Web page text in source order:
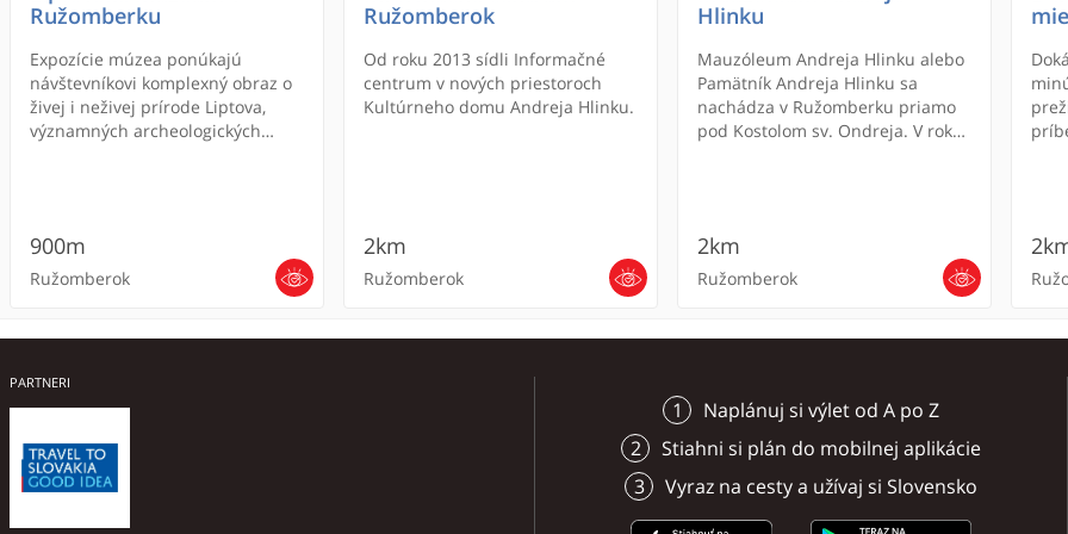
Ružomberku
Expozície múzea ponúkajú
návštevníkovi komplexný obraz o
živej i neživej prírode Liptova,
významných archeologických
regiónu, vystavenými v Galérii
sakrálneho umenia a expozícii
900m
Ružomberok
Ružomberok
Od roku 2013 sídli Informačné
centrum v nových priestoroch
Kultúrneho domu Andreja Hlinku.
2km
Ružomberok
Hlinku
Mauzóleum Andreja Hlinku alebo
Pamätník Andreja Hlinku sa
nachádza v Ružomberku priamo
pod Kostolom sv. Ondreja. V roku
za pietne miesto. Andrej Hlinka
patril k hlavným predstaviteľom
hnutia za autonómiu Slovenska.
Černovej, ktorá je dnes súčasťou
2km
Ružomberok
a
len
PARTNERI
Naplánuj si výlet od A po Z
Stiahni si plán do mobilnej aplikácie
Vyraz na cesty a užívaj si Slovensko